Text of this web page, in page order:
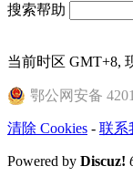
搜索帮助
当前时区 GMT+8,
鄂公网安备
清除 Cookies - 联系
Powered by Discuz!